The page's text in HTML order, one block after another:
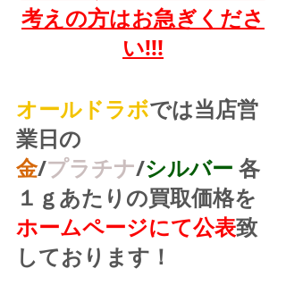
考えの方はお急ぎくださ
い!!!
オールドラボでは当店営
業日の
金/プラチナ/シルバー 各
１ｇあたりの買取価格を
ホームページにて公表致
しております！